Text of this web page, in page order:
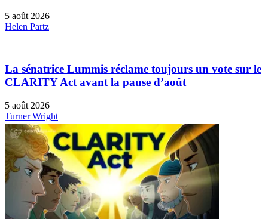
5 août 2026
Helen Partz
La sénatrice Lummis réclame toujours un vote sur le
CLARITY Act avant la pause d’août
5 août 2026
Turner Wright